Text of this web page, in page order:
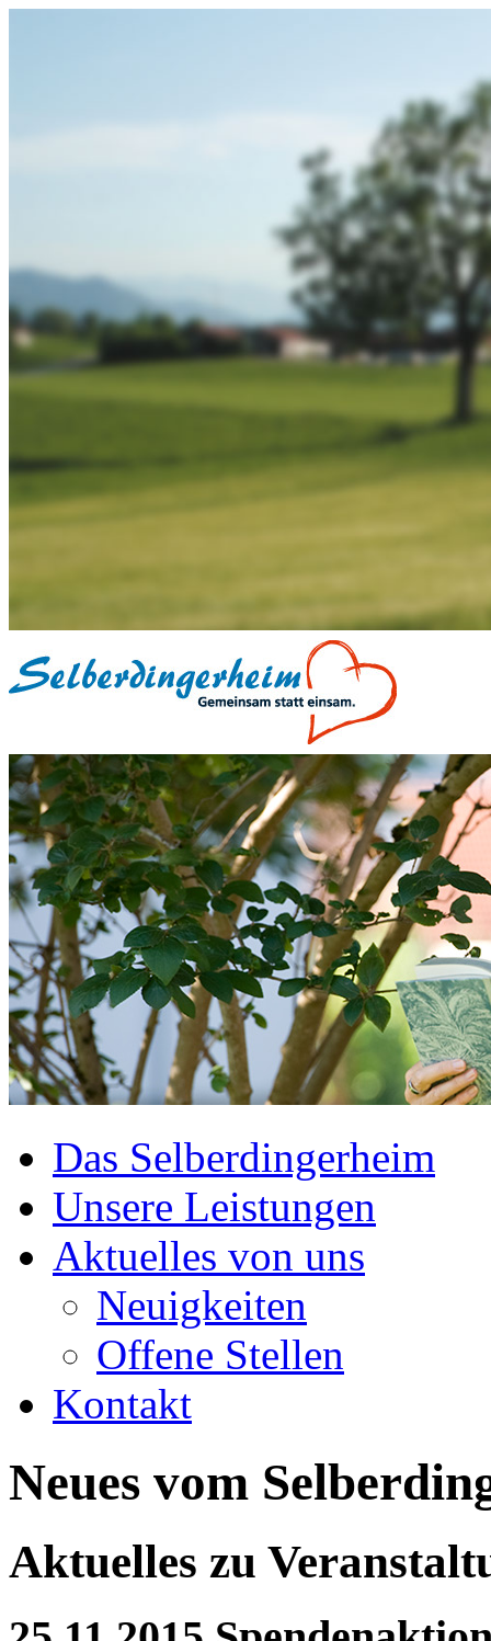
Das Selberdingerheim
Unsere Leistungen
Aktuelles von uns
Neuigkeiten
Offene Stellen
Kontakt
Neues vom
Aktuelles zu